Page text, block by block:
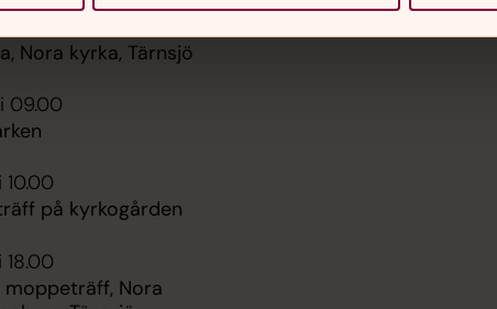
Nora kyrka, Tärnsjö
09.00
10.00
på kyrkogården
18.00
Nora